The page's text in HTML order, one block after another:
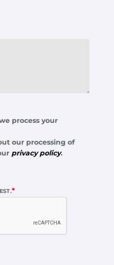
process your
our processing of
privacy policy.
*